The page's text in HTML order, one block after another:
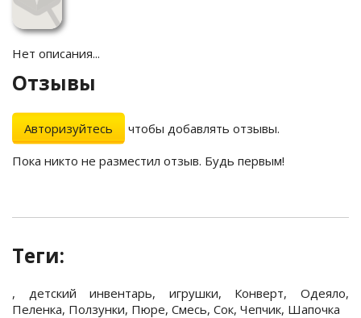
Нет описания...
Отзывы
Авторизуйтесь
чтобы добавлять отзывы.
Пока никто не разместил отзыв. Будь первым!
Теги:
, детский инвентарь, игрушки, Конверт,Одеяло,
Пеленка, Ползунки, Пюре, Смесь, Сок, Чепчик, Шапочка